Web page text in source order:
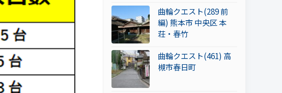
曲輪クエスト(289 前
編) 熊本市 中央区 本
荘・春竹
曲輪クエスト(461) 高
槻市春日町